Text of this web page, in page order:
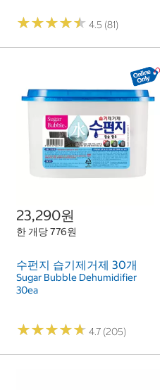
★★★★★
★★★★★ 4.5 (81)
23,290원
한 개당 776원
수펀지 습기제거제 30개
Sugar Bubble Dehumidifier
30ea
★★★★★
★★★★★ 4.7 (205)